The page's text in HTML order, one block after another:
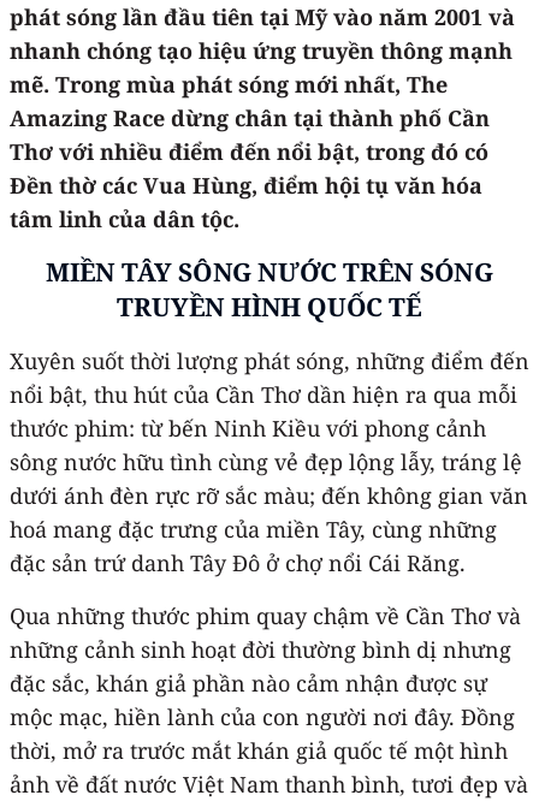
phát sóng lần đầu tiên tại Mỹ vào năm 2001 và
nhanh chóng tạo hiệu ứng truyền thông mạnh
mẽ. Trong mùa phát sóng mới nhất, The
Amazing Race dừng chân tại thành phố Cần
Thơ với nhiều điểm đến nổi bật, trong đó có
Đền thờ các Vua Hùng, điểm hội tụ văn hóa
tâm linh của dân tộc.
MIỀN TÂY SÔNG NƯỚCTRÊN SÓNG
TRUYỀN HÌNH QUỐC TẾ
Xuyên suốt thời lượng phát sóng, những điểm đến
nổi bật, thu hút của Cần Thơ dần hiện ra qua mỗi
thước phim: từ bến Ninh Kiều với phong cảnh
sông nước hữu tình cùng vẻ đẹp lộng lẫy, tráng lệ
dưới ánh đèn rực rỡ sắc màu; đến không gian văn
hoá mang đặc trưng của miền Tây, cùng những
đặc sản trứ danh Tây Đô ở chợ nổi Cái Răng.
Qua những thước phim quay chậm về Cần Thơ và
những cảnh sinh hoạt đời thường bình dị nhưng
đặc sắc, khán giả phần nào cảm nhận được sự
mộc mạc, hiền lành của con người nơi đây. Đồng
thời, mở ra trước mắt khán giả quốc tế một hình
ảnh về đất nước Việt Nam thanh bình, tươi đẹp và